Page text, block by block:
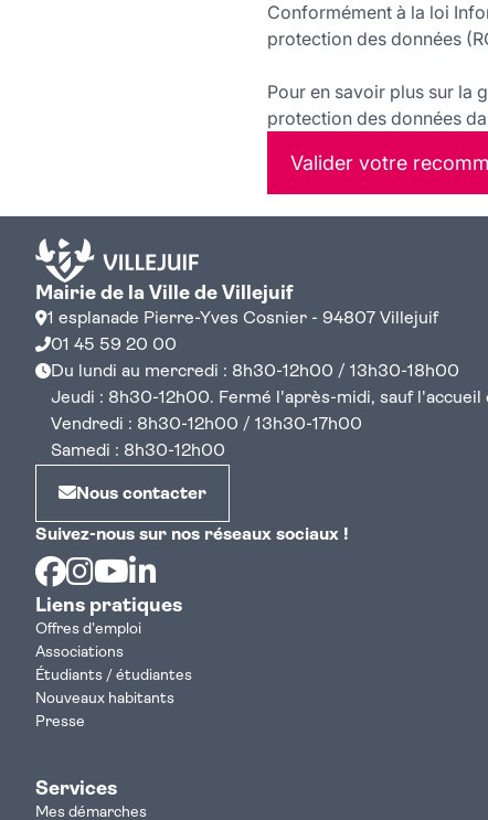
Conformément à la loi
protection des données
Pour en savoir plus sur la
protection des données
Valider votre
Mairie de la Ville de Villejuif
1 esplanade Pierre-Yves Cosnier - 94807 Villejuif
01 45 59 20 00
Du lundi au mercredi : 8h30-12h00 / 13h30-18h00
Jeudi : 8h30-12h00. Fermé l'après-midi, sauf
Vendredi : 8h30-12h00 / 13h30-17h00
Samedi : 8h30-12h00
Nous contacter
Suivez-nous sur nos réseaux sociaux !
Facebook
Instagram
Youtube
Liens pratiques
Offres d'emploi
Associations
Étudiants / étudiantes
Nouveaux habitants
Presse
Services
Mes démarches